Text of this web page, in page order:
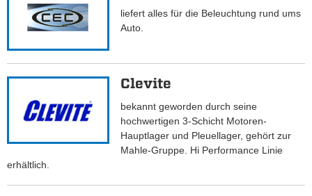
liefert alles für die Beleuchtung rund ums
Auto.
Clevite
bekannt geworden durch seine
hochwertigen 3-Schicht Motoren-
Hauptlager und Pleuellager, gehört zur
Mahle-Gruppe. Hi Performance Linie
erhältlich.